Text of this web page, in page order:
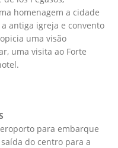
homenagem a cidade
antiga igreja e convento
uma visão
uma visita ao Forte
para embarque
do centro para a